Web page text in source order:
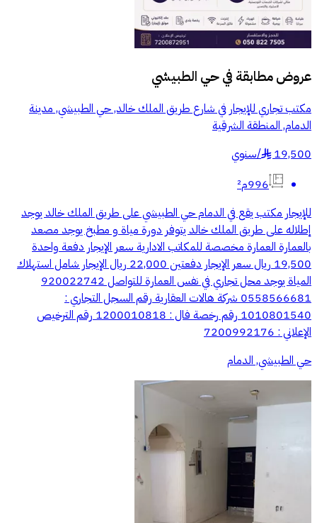
عروض مطابقة فيحي الطبيشي
مكتب تجاري للإيجار في شارع طريق الملك خالد, حي الطبيشي, مدينة
الدمام, المنطقة الشرقية
19,500
§
/سنوي
996م²
للإيجار مكتب يقع في الدمام حي الطبيشي على طريق الملك خالد يوجد
إطلاله على طريق الملك خالد يتوفر دورة مياة و مطبخ يوجد مصعد
بالعمارة العمارة مخصصة للمكاتب الادارية سعر الإيجار دفعة واحدة
19,500 ريال سعر الإيجار دفعتين 22,000 ريال الإيجار شامل استهلاك
المياة يوجد محل تجاري في نفس العمارة للتواصل 920022742
0558566681 شركة هالات العقارية رقم السجل التجاري :
1010801540 رقم رخصة فال : 1200010818 رقم الترخيص
الإعلاني : 7200992176
حي الطبيشي, الدمام